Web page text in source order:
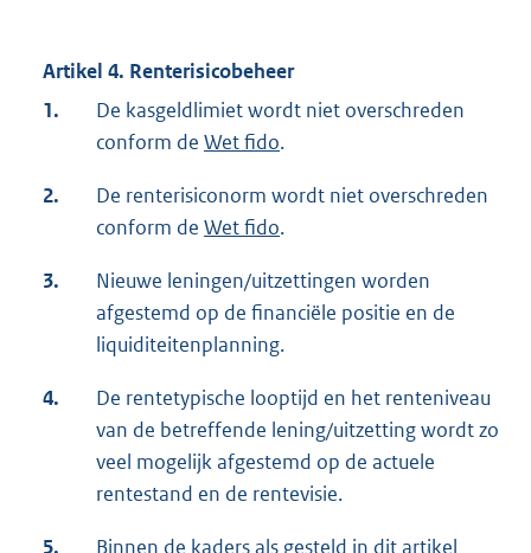
Artikel 4. Renterisicobeheer
1.
De kasgeldlimiet wordt niet overschreden
conform de Wet fido.
2.
De renterisiconorm wordt niet overschreden
conform de Wet fido.
3.
Nieuwe leningen/uitzettingen worden
afgestemd op de financiële positie en de
liquiditeitenplanning.
4.
De rentetypische looptijd en het renteniveau
van de betreffende lening/uitzetting wordt zo
veel mogelijk afgestemd op de actuele
rentestand en de rentevisie.
5. Binnen de kaders als gesteld in dit artikel